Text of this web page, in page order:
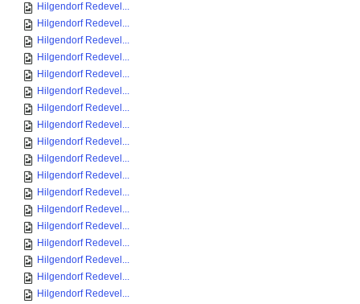
Hilgendorf Redevel...
Hilgendorf Redevel...
Hilgendorf Redevel...
Hilgendorf Redevel...
Hilgendorf Redevel...
Hilgendorf Redevel...
Hilgendorf Redevel...
Hilgendorf Redevel...
Hilgendorf Redevel...
Hilgendorf Redevel...
Hilgendorf Redevel...
Hilgendorf Redevel...
Hilgendorf Redevel...
Hilgendorf Redevel...
Hilgendorf Redevel...
Hilgendorf Redevel...
Hilgendorf Redevel...
Hilgendorf Redevel...